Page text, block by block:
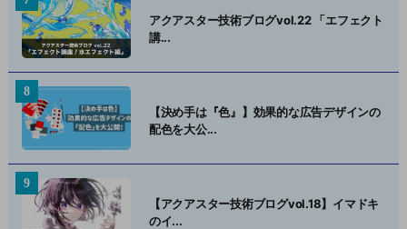
アクアスター技術ブログvol.22 「エフェクト
講...
【決め手は『色』】効果的な広告デザインの
配色を大公...
【アクアスター技術ブログvol.18】イマドキ
のイ...